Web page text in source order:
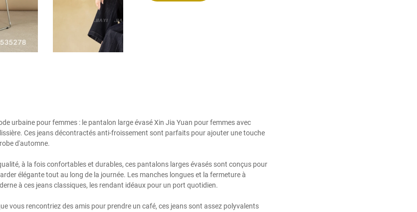
urbaine pour femmes : le pantalon large évasé Xin Jia Yuan pour femmes avec
Ces jeans décontractés anti-froissement sont parfaits pour ajouter une touche
d'automne.
à la fois confortables et durables, ces pantalons larges évasés sont conçus pour
élégante tout au long de la journée. Les manches longues et la fermeture à
à ces jeans classiques, les rendant idéaux pour un port quotidien.
vous rencontriez des amis pour prendre un café, ces jeans sont assez polyvalents